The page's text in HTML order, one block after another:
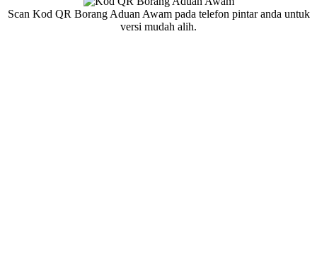
Scan Kod QR Borang Aduan Awam pada telefon pintar anda untuk
versi mudah alih.